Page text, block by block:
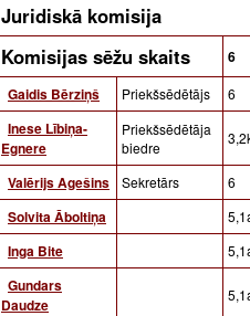
Juridiskā komisija
Komisijas sēžu skaits
6
Gaidis Bērziņš
Priekšsēdētājs 6
Inese Lībiņa-
Egnere
Priekšsēdētāja
biedre
Valērijs Agešins Sekretārs 6
Solvita Āboltiņa
Inga Bite
Gundars
Daudze